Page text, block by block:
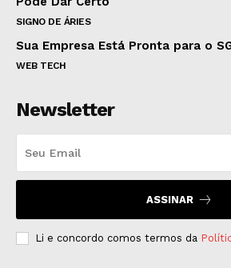
SIGNO DE ÁRIES
Sua Empresa Está Pronta para o
WEB TECH
Newsletter
ASSINAR
Li e concordo comos termos da